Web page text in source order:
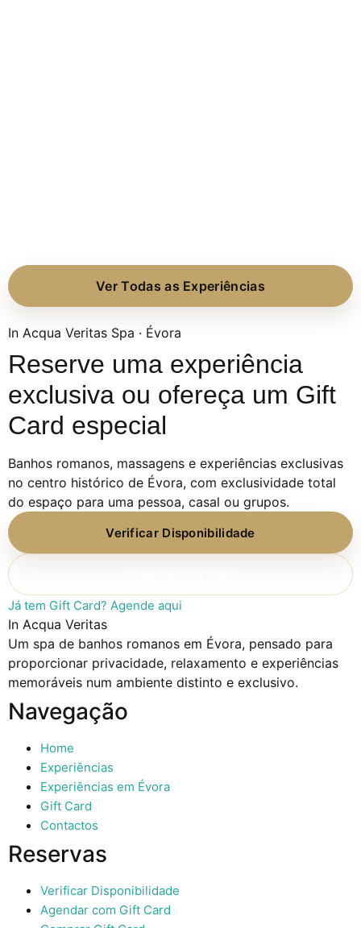
Ver Todas as Experiências
In Acqua Veritas Spa · Évora
Reserve uma experiência
exclusiva ou ofereça um Gift
Card especial
Banhos romanos, massagens e experiências exclusivas
no centro histórico de Évora, com exclusividade total
do espaço para uma pessoa, casal ou grupos.
Verificar Disponibilidade
Já tem Gift Card? Agende aqui
In Acqua Veritas
Um spa de banhos romanos em Évora, pensado para
proporcionar privacidade, relaxamento e experiências
memoráveis num ambiente distinto e exclusivo.
Navegação
Home
Experiências
Experiências em Évora
Gift Card
Contactos
Reservas
Verificar Disponibilidade
Agendar com Gift Card